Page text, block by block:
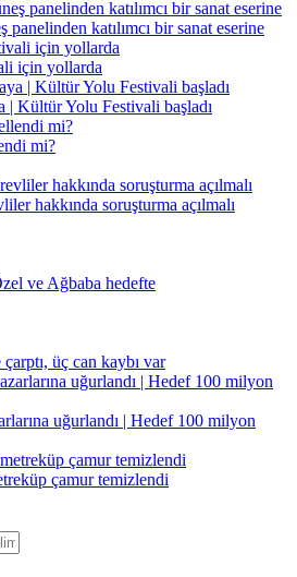
katılımcı bir sanat eserine
için yollarda
Kültür Yolu Festivali başladı
mi?
hakkında soruşturma açılmalı
ve Ağbaba hedefte
üç can kaybı var
uğurlandı | Hedef 100 milyon
çamur temizlendi